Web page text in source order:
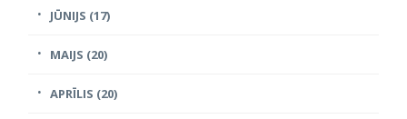
JŪNIJS (17)
MAIJS (20)
APRĪLIS (20)